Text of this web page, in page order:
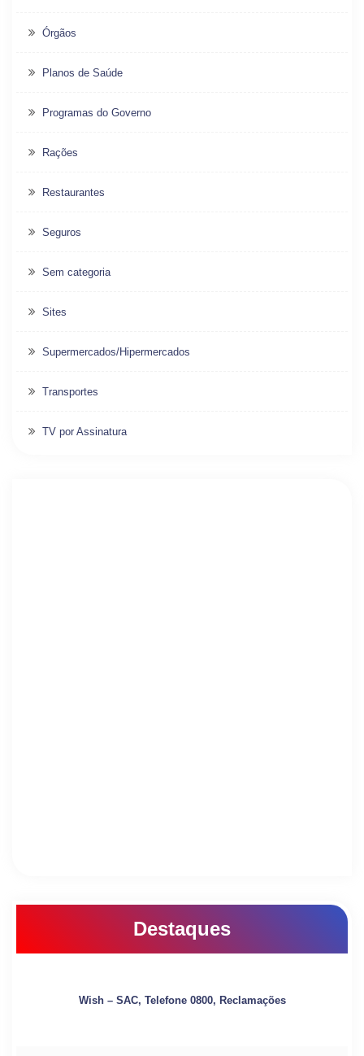
Órgãos
Planos de Saúde
Programas do Governo
Rações
Restaurantes
Seguros
Sem categoria
Sites
Supermercados/Hipermercados
Transportes
TV por Assinatura
Destaques
Wish – SAC, Telefone 0800, Reclamações